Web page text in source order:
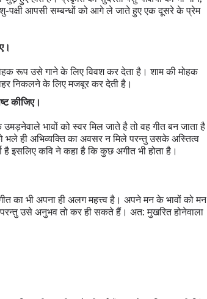
पक्षी आपसी सम्बन्धों को आगे ले जाते हुए एक दूसरे के प्रेम
रूप उसे गाने के लिए विवश कर देता है। शाम की मोहक
निकलने के लिए मजबूर कर देती है।
कीजिए।
भावों को स्वर मिल जाते है तो वह गीत बन जाता है
ही अभिव्यक्ति का अवसर न मिले परन्तु उसके अस्तित्व
इसलिए कवि ने कहा है कि कुछ अगीत भी होता है।
का भी अपना ही अलग महत्त्व है। अपने मन के भावों को मन
उसे अनुभव तो कर ही सकते हैं। अत: मुखरित होनेवाला